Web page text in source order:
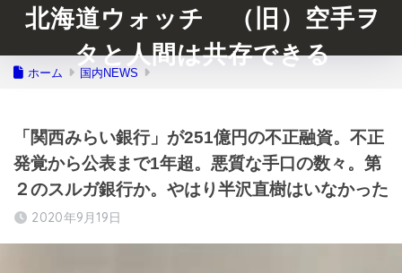
北海道ウォッチ （旧）空手ヲ
タと人間は共存できる
ホーム 国内NEWS
「関西みらい銀行」が251億円の不正融資。不正
発覚から公表まで1年超。悪質な手口の数々。第
２のスルガ銀行か。やはり半沢直樹はいなかった
2020年9月19日